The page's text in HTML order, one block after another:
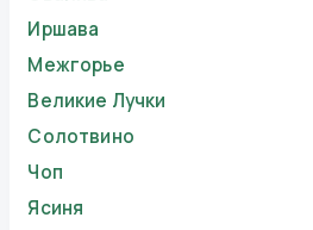
Иршава
Межгорье
Великие Лучки
Солотвино
Чоп
Ясиня